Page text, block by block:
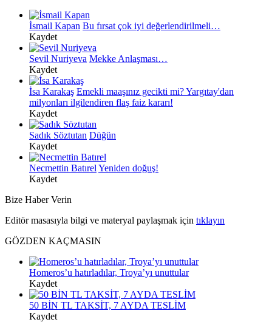
İsmail Kapan Bu fırsat çok iyi değerlendirilmeli…
Kaydet
Sevil Nuriyeva Mekke Anlaşması…
Kaydet
İsa Karakaş Emekli maaşınız gecikti mi? Yargıtay'dan
milyonları ilgilendiren flaş faiz kararı!
Kaydet
Sadık Söztutan Düğün
Kaydet
Necmettin Batırel Yeniden doğuş!
Kaydet
Bize Haber Verin
Editör masasıyla bilgi ve materyal paylaşmak için tıklayın
GÖZDEN KAÇMASIN
Homeros’u hatırladılar, Troya’yı unuttular
Kaydet
50 BİN TL TAKSİT, 7 AYDA TESLİM
Kaydet